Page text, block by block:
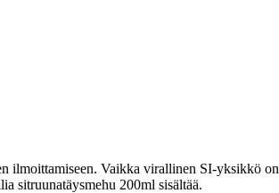
ilmoittamiseen. Vaikka virallinen SI-yksikkö
sitruunatäysmehu 200ml sisältää.